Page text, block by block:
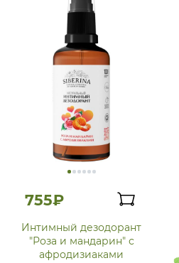
755₽
Интимный дезодорант
"Роза и мандарин" с
афродизиаками